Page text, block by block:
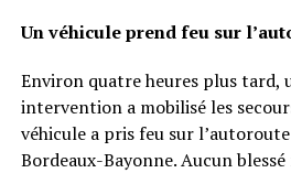
Un véhicule prend feu sur
Environ quatre heures plus tard,
intervention a mobilisé les
véhicule a pris feu sur
Bordeaux-Bayonne. Aucun